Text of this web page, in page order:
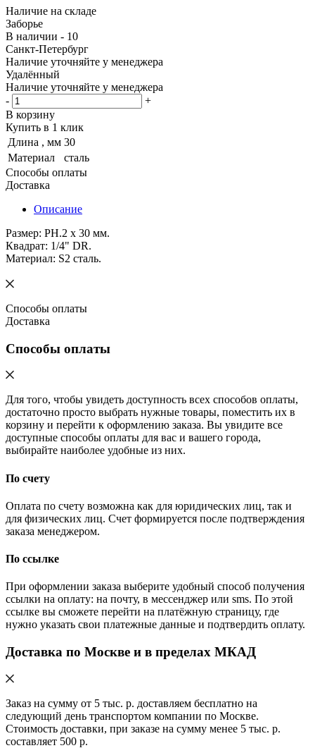
Наличие на складе
Заборье
В наличии - 10
Санкт-Петербург
Наличие уточняйте у менеджера
Удалённый
Наличие уточняйте у менеджера
-
+
В корзину
Купить в 1 клик
Длина , мм 30
Материал
сталь
Способы оплаты
Доставка
Описание
Размер: PH.2 х 30 мм.
Квадрат: 1/4" DR.
Материал: S2 сталь.
Способы оплаты
Доставка
Способы оплаты
Для того, чтобы увидеть доступность всех способов оплаты,
достаточно просто выбрать нужные товары, поместить их в
корзину и перейти к оформлению заказа. Вы увидите все
доступные способы оплаты для вас и вашего города,
выбирайте наиболее удобные из них.
По счету
Оплата по счету возможна как для юридических лиц, так и
для физических лиц. Счет формируется после подтверждения
заказа менеджером.
По ссылке
При оформлении заказа выберите удобный способ получения
ссылки на оплату: на почту, в мессенджер или sms. По этой
ссылке вы сможете перейти на платёжную страницу, где
нужно указать свои платежные данные и подтвердить оплату.
Доставка по Москве и в пределах МКАД
Заказ на сумму от 5 тыс. р. доставляем бесплатно на
следующий день транспортом компании по Москве.
Стоимость доставки, при заказе на сумму менее 5 тыс. р.
составляет 500 р.